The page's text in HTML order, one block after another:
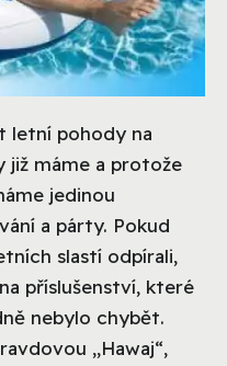
letní pohody na
již máme a protože
jedinou
a párty. Pokud
slastí odpírali,
příslušenství, které
nebylo chybět.
„Hawaj“,